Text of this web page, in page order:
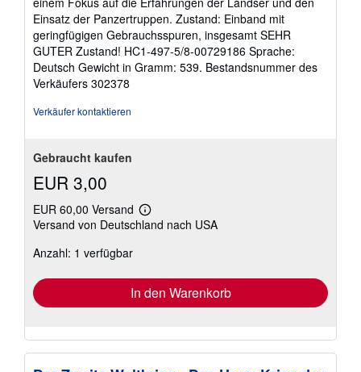
Sternen
Einsatz der Panzertruppen. Zustand: Einband mit
geringfügigen Gebrauchsspuren, insgesamt SEHR
GUTER Zustand! HC1-497-5/8-00729186 Sprache:
Deutsch Gewicht in Gramm: 539. Bestandsnummer des
Verkäufers 302378
Verkäufer kontaktieren
Gebraucht kaufen
EUR 3,00
EUR 60,00 Versand
Weitere
Informationen
Versand von Deutschland nach USA
Anzahl: 1 verfügbar
In den Warenkorb